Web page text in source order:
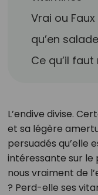
Vrai ou
qu’en salade
Ce qu’il
L’endive divise.
et sa légère
persuadés qu’elle
intéressante sur le
nous vraiment de
? Perd-elle ses